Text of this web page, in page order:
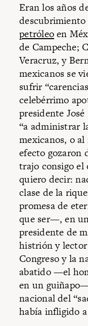
Eran los años
petróleoen
de Campeche;
Veracruz, y
mexicanos se
sufrir
celebérrimo
presidente
“a administrar
mexicanos, o
efecto gozaron
trajo consigo el
quiero decir:
clase de la
promesa de
que ser—, en
presidente de
histrión y
Congreso y la
abatido —el
en un
nacional del
había infligido